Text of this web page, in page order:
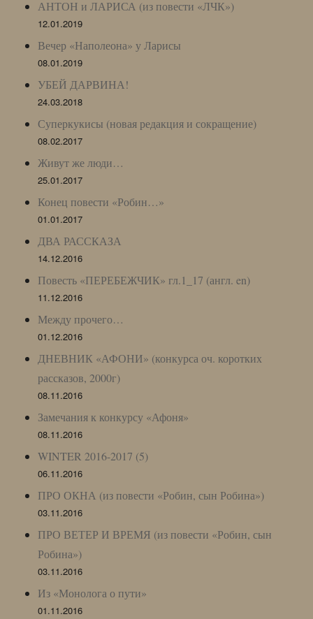
АНТОН и ЛАРИСА (из повести «ЛЧК»)
12.01.2019
Вечер «Наполеона» у Ларисы
08.01.2019
УБЕЙ ДАРВИНА!
24.03.2018
Суперкукисы (новая редакция и сокращение)
08.02.2017
Живут же люди…
25.01.2017
Конец повести «Робин…»
01.01.2017
ДВА РАССКАЗА
14.12.2016
Повесть «ПЕРЕБЕЖЧИК» гл.1_17 (англ. en)
11.12.2016
Между прочего…
01.12.2016
ДНЕВНИК «АФОНИ» (конкурса оч. коротких
рассказов, 2000г)
08.11.2016
Замечания к конкурсу «Афоня»
08.11.2016
WINTER 2016-2017 (5)
06.11.2016
ПРО ОКНА (из повести «Робин, сын Робина»)
03.11.2016
ПРО ВЕТЕР И ВРЕМЯ (из повести «Робин, сын
Робина»)
03.11.2016
Из «Монолога о пути»
01.11.2016